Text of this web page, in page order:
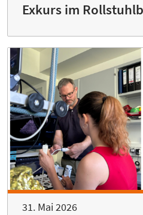
Exkurs im
31. Mai 2026